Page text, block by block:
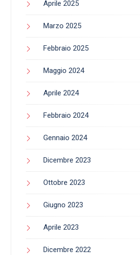
Aprile 2025
Marzo 2025
Febbraio 2025
Maggio 2024
Aprile 2024
Febbraio 2024
Gennaio 2024
Dicembre 2023
Ottobre 2023
Giugno 2023
Aprile 2023
Dicembre 2022